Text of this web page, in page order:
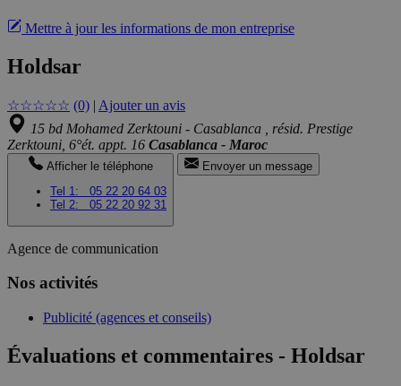
Mettre à jour les informations de mon entreprise
Holdsar
☆☆☆☆☆ (0) | Ajouter un avis
15 bd Mohamed Zerktouni - Casablanca , résid. Prestige
Zerktouni, 6°ét. appt. 16 Casablanca - Maroc
Afficher le téléphone
Tel 1:
05 22 20 64 03
Tel 2:
05 22 20 92 31
Envoyer un message
Agence de communication
Nos activités
Publicité (agences et conseils)
Évaluations et commentaires - Holdsar